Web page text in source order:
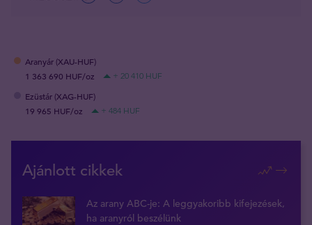
Aranyár (XAU-HUF)
1 363 690 HUF/oz
+ 20 410 HUF
Ezüstár (XAG-HUF)
19 965 HUF/oz
+ 484 HUF
Ajánlott cikkek
Az arany ABC-je: A leggyakoribb kifejezések,
ha aranyról beszélünk